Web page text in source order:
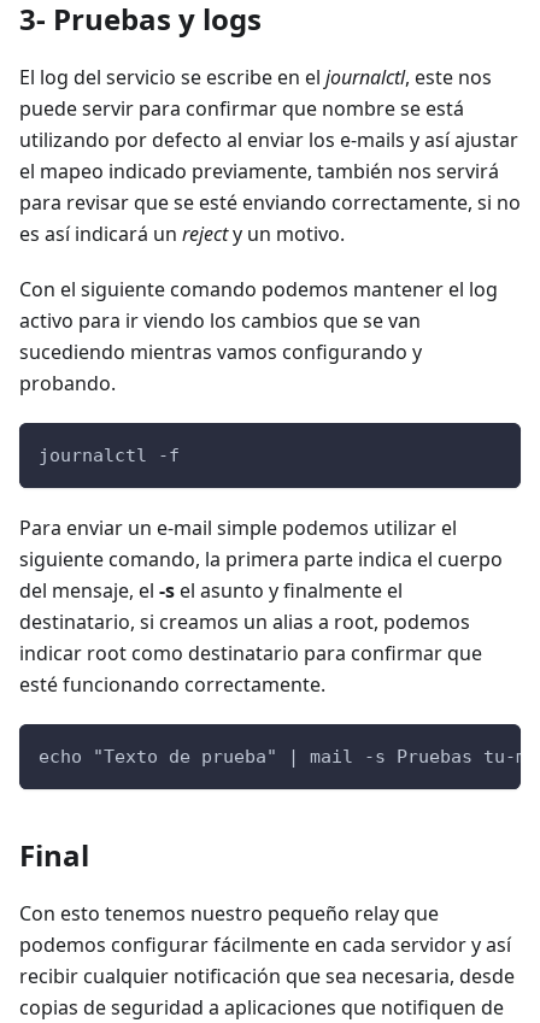
3- Pruebas y logs
El log del servicio se escribe en el journalctl, este nos
puede servir para confirmar que nombre se está
utilizando por defecto al enviar los e-mails y así ajustar
el mapeo indicado previamente, también nos servirá
para revisar que se esté enviando correctamente, si no
es así indicará un rejecty un motivo.
Con el siguiente comando podemos mantener el log
activo para ir viendo los cambios que se van
sucediendo mientras vamos configurando y
probando.
journalctl -f
Para enviar un e-mail simple podemos utilizar el
siguiente comando, la primera parte indica el cuerpo
del mensaje, el -sel asunto y finalmente el
destinatario, si creamos un alias a root, podemos
indicar root como destinatario para confirmar que
esté funcionando correctamente.
echo "Texto de prueba" | mail -s Pruebas tu-
Final
Con esto tenemos nuestro pequeño relay que
podemos configurar fácilmente en cada servidor y así
recibir cualquier notificación que sea necesaria, desde
copias de seguridad a aplicaciones que notifiquen de